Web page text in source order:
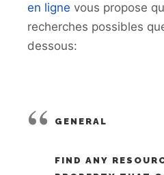
en ligne vous propose
recherches possibles
dessous:
GENERAL
FIND ANY